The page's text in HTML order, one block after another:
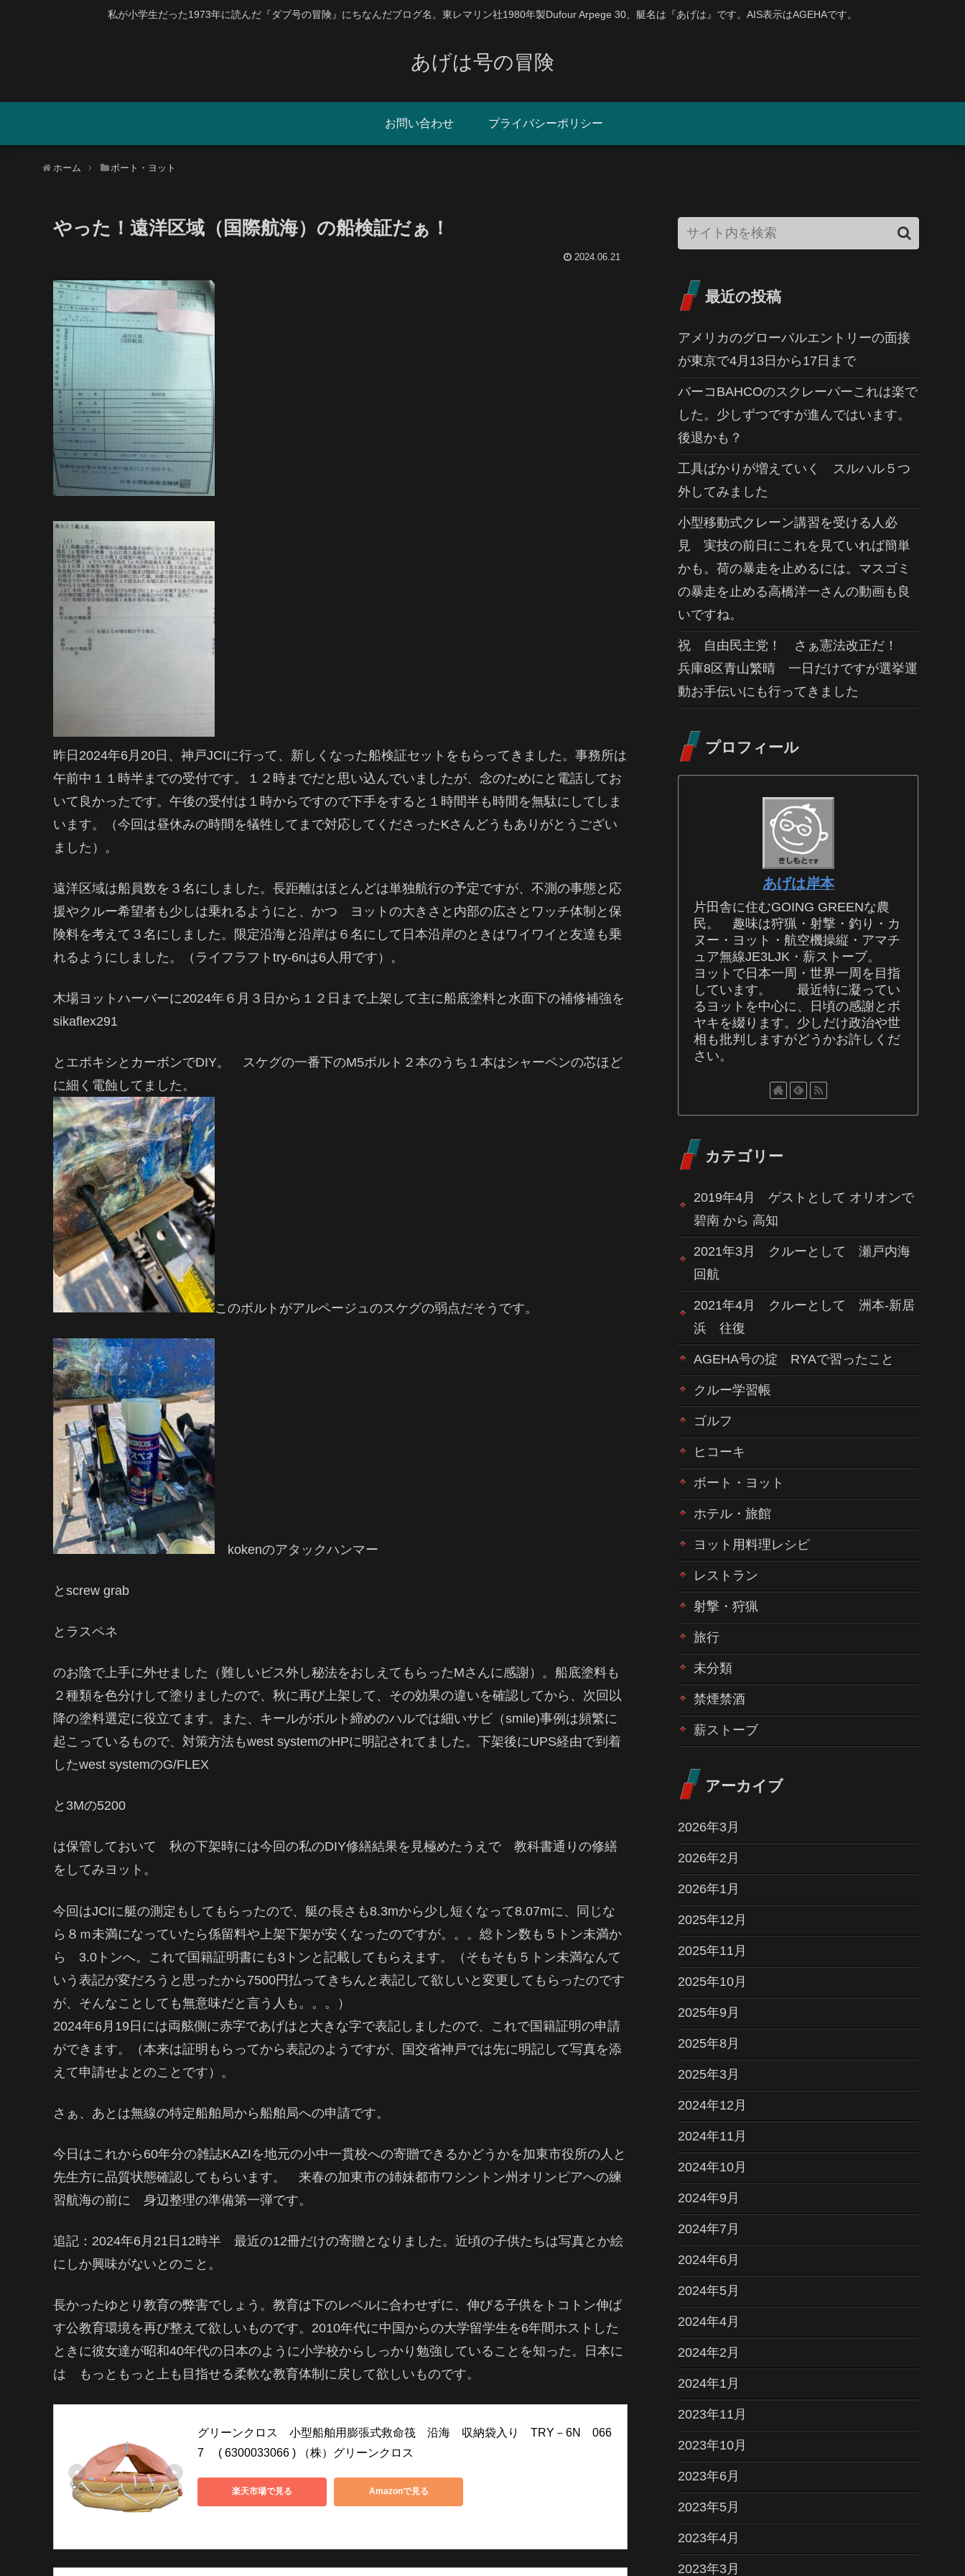
私が小学生だった1973年に読んだ『ダブ号の冒険』にちなんだブログ名。東レマリン社1980年製Dufour Arpege 30、艇名は『あげは』です。AIS表示はAGEHAです。
あげは号の冒険
お問い合わせ プライバシーポリシー
ホーム ボート・ヨット
やった！遠洋区域（国際航海）の船検証だぁ！
2024.06.21
昨日2024年6月20日、神戸JCIに行って、新しくなった船検証セットをもらってきました。事務所は
午前中１１時半までの受付です。１２時までだと思い込んでいましたが、念のためにと電話してお
いて良かったです。午後の受付は１時からですので下手をすると１時間半も時間を無駄にしてしま
います。（今回は昼休みの時間を犠牲してまで対応してくださったKさんどうもありがとうござい
ました）。
遠洋区域は船員数を３名にしました。長距離はほとんどは単独航行の予定ですが、不測の事態と応
援やクルー希望者も少しは乗れるようにと、かつ ヨットの大きさと内部の広さとワッチ体制と保
険料を考えて３名にしました。限定沿海と沿岸は６名にして日本沿岸のときはワイワイと友達も乗
れるようにしました。（ライフラフトtry-6nは6人用です）。
木場ヨットハーバーに2024年６月３日から１２日まで上架して主に船底塗料と水面下の補修補強を
sikaflex291
とエポキシとカーボンでDIY。 スケグの一番下のM5ボルト２本のうち１本はシャーペンの芯ほど
に細く電蝕してました。
このボルトがアルページュのスケグの弱点だそうです。
kokenのアタックハンマー
とscrew grab
とラスペネ
のお陰で上手に外せました（難しいビス外し秘法をおしえてもらったMさんに感謝）。船底塗料も
２種類を色分けして塗りましたので、秋に再び上架して、その効果の違いを確認してから、次回以
降の塗料選定に役立てます。また、キールがボルト締めのハルでは細いサビ（smile)事例は頻繁に
起こっているもので、対策方法もwest systemのHPに明記されてました。下架後にUPS経由で到着
したwest systemのG/FLEX
と3Mの5200
は保管しておいて 秋の下架時には今回の私のDIY修繕結果を見極めたうえで 教科書通りの修繕
をしてみヨット。
今回はJCIに艇の測定もしてもらったので、艇の長さも8.3mから少し短くなって8.07mに、同じな
ら８ｍ未満になっていたら係留料や上架下架が安くなったのですが。。。総トン数も５トン未満か
ら 3.0トンへ。これで国籍証明書にも3トンと記載してもらえます。（そもそも５トン未満なんて
いう表記が変だろうと思ったから7500円払ってきちんと表記して欲しいと変更してもらったのです
が、そんなことしても無意味だと言う人も。。。）
2024年6月19日には両舷側に赤字であげはと大きな字で表記しましたので、これで国籍証明の申請
ができます。（本来は証明もらってから表記のようですが、国交省神戸では先に明記して写真を添
えて申請せよとのことです）。
さぁ、あとは無線の特定船舶局から船舶局への申請です。
今日はこれから60年分の雑誌KAZIを地元の小中一貫校への寄贈できるかどうかを加東市役所の人と
先生方に品質状態確認してもらいます。 来春の加東市の姉妹都市ワシントン州オリンピアへの練
習航海の前に 身辺整理の準備第一弾です。
追記：2024年6月21日12時半 最近の12冊だけの寄贈となりました。近頃の子供たちは写真とか絵
にしか興味がないとのこと。
長かったゆとり教育の弊害でしょう。教育は下のレベルに合わせずに、伸びる子供をトコトン伸ば
す公教育環境を再び整えて欲しいものです。2010年代に中国からの大学留学生を6年間ホストした
ときに彼女達が昭和40年代の日本のように小学校からしっかり勉強していることを知った。日本に
は もっともっと上も目指せる柔軟な教育体制に戻して欲しいものです。
グリーンクロス　小型船舶用膨張式救命筏　沿海　収納袋入り　TRY－6N　066
7　 ( 6300033066 ) （株）グリーンクロス
楽天市場で見る Amazonで見る
最近の投稿
アメリカのグローバルエントリーの面接
が東京で4月13日から17日まで
バーコBAHCOのスクレーパーこれは楽で
した。少しずつですが進んではいます。
後退かも？
工具ばかりが増えていく スルハル５つ
外してみました
小型移動式クレーン講習を受ける人必
見 実技の前日にこれを見ていれば簡単
かも。荷の暴走を止めるには。マスゴミ
の暴走を止める高橋洋一さんの動画も良
いですね。
祝 自由民主党！ さぁ憲法改正だ！
兵庫8区青山繁晴 一日だけですが選挙運
動お手伝いにも行ってきました
プロフィール
あげは岸本
片田舎に住むGOING GREENな農
民。 趣味は狩猟・射撃・釣り・カ
ヌー・ヨット・航空機操縦・アマチ
ュア無線JE3LJK・薪ストーブ。
ヨットで日本一周・世界一周を目指
しています。 最近特に凝ってい
るヨットを中心に、日頃の感謝とボ
ヤキを綴ります。少しだけ政治や世
相も批判しますがどうかお許しくだ
さい。
カテゴリー
2019年4月 ゲストとして オリオンで
碧南 から 高知
2021年3月 クルーとして 瀬戸内海
回航
2021年4月 クルーとして 洲本-新居
浜 往復
AGEHA号の掟 RYAで習ったこと
クルー学習帳
ゴルフ
ヒコーキ
ボート・ヨット
ホテル・旅館
ヨット用料理レシピ
レストラン
射撃・狩猟
旅行
未分類
禁煙禁酒
薪ストーブ
アーカイブ
2026年3月
2026年2月
2026年1月
2025年12月
2025年11月
2025年10月
2025年9月
2025年8月
2025年3月
2024年12月
2024年11月
2024年10月
2024年9月
2024年7月
2024年6月
2024年5月
2024年4月
2024年2月
2024年1月
2023年11月
2023年10月
2023年6月
2023年5月
2023年4月
2023年3月